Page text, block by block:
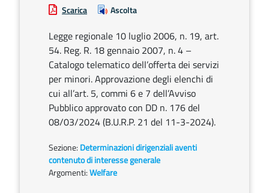
Scarica Ascolta
Legge regionale 10 luglio 2006, n. 19, art.
54. Reg. R. 18 gennaio 2007, n. 4 –
Catalogo telematico dell’offerta dei servizi
per minori. Approvazione degli elenchi di
cui all’art. 5, commi 6 e 7 dell’Avviso
Pubblico approvato con DD n. 176 del
08/03/2024 (B.U.R.P. 21 del 11-3-2024).
Sezione: Determinazioni dirigenziali aventi
contenuto di interesse generale
Argomenti:Welfare